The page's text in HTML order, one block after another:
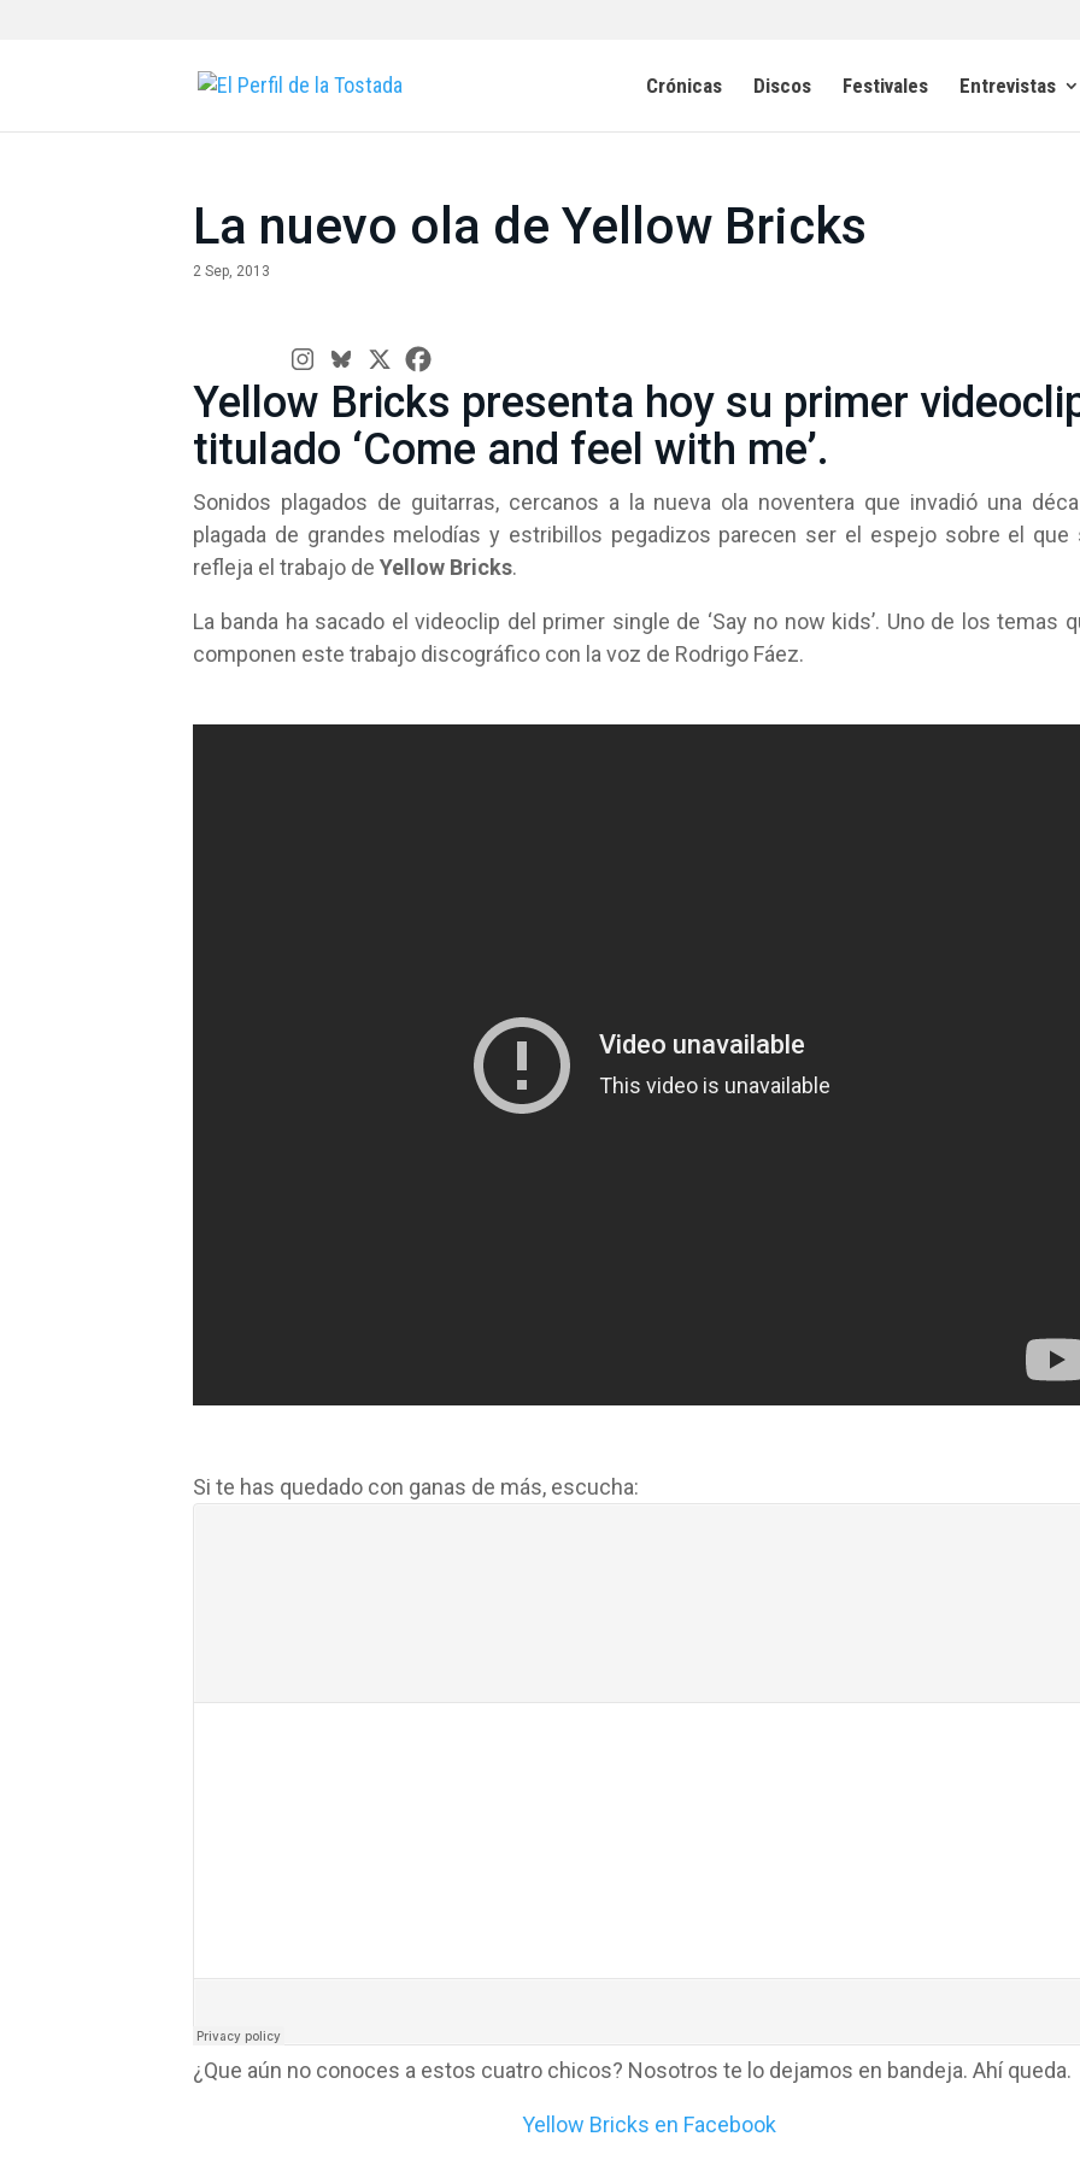
Crónicas Discos Festivales Entrevistas
La nuevo ola de Yellow Bricks
2 Sep, 2013
Yellow Bricks presenta hoy su primer
titulado ‘Come and feel with me’.
Sonidos plagados de guitarras, cercanos a la nueva ola noventera que invadió una
plagada de grandes melodías y estribillos pegadizos parecen ser el espejo sobre el que
refleja el trabajo de Yellow Bricks.
La banda ha sacado el videoclip del primer single de ‘Say no now kids’. Uno de los temas
componen este trabajo discográfico con la voz de Rodrigo Fáez.
Si te has quedado con ganas de más, escucha:
¿Que aún no conoces a estos cuatro chicos? Nosotros te lo dejamos en bandeja. Ahí queda.
Yellow Bricks en Facebook